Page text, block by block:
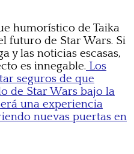
humorístico de Taika
futuro de Star Wars. Si
y las noticias escasas,
es innegable. Los
seguros de que
de Star Wars bajo la
una experiencia
nuevas puertas en